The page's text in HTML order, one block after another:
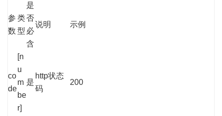
参
数
类
型
是
否
必
含
说明 示例
co
de
[n
u
m
be
r]
是
http状态
码
200